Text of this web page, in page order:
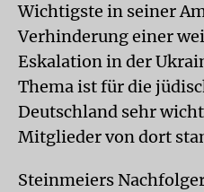
Wichtigste in seiner
Verhinderung einer
Eskalation in der
Thema ist für die
Deutschland sehr
Mitglieder von dort
Steinmeiers